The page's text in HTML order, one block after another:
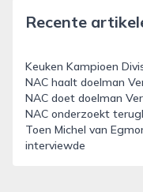
Recente
Keuken Kampioen
NAC haalt doelman
NAC doet doelman
NAC onderzoekt
Toen Michel van
interviewde